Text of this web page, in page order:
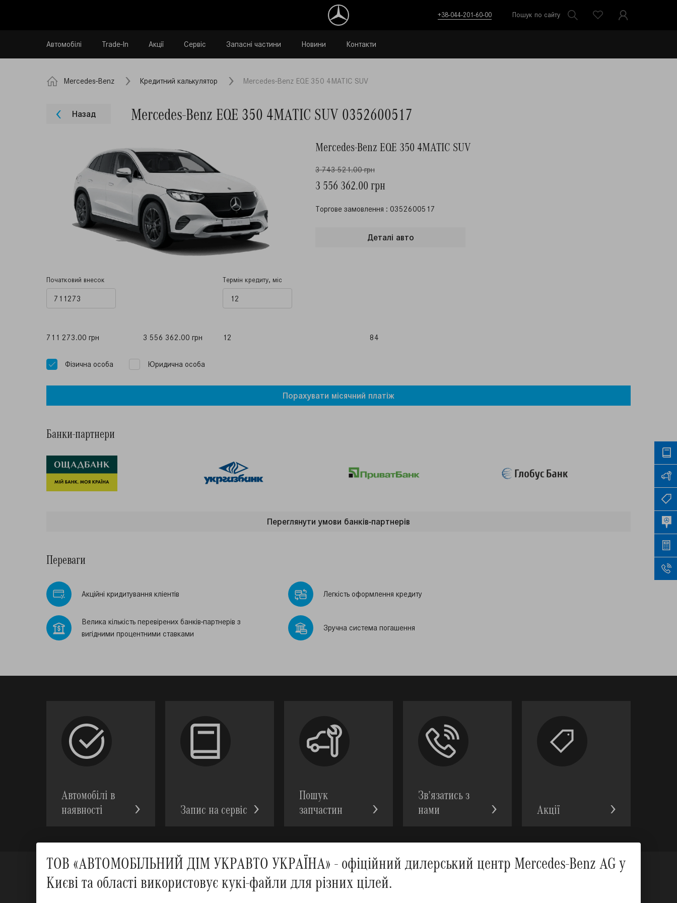
+38-044-201-60-00 Пошук по сайту
Автомобілі Trade-In Акції Сервіс Запасні частини Новини Контакти
Mercedes-Benz Кредитний калькулятор Mercedes-Benz EQE 350 4MATIC SUV
Назад Mercedes-Benz EQE 350 4MATIC SUV 0352600517
Mercedes-Benz EQE 350 4MATIC SUV
3 743 521.00 грн
3 556 362.00 грн
Торгове замовлення : 0352600517
Деталi авто
Початковий внесок
711 273.00 грн 3 556 362.00 грн
Термін кредиту, міс
12 84
Фiзична особа Юридична особа
Порахувати мiсячний платiж
Банки-партнери
Переглянути умови банкiв-партнерiв
Переваги
Акцiйнi кридитування клiентiв Легкiсть оформлення кредиту
Велика кiлькiсть перевiрених банкiв-партнерiв з
вигiдними процентними ставками
Зручна система погашення
ТОВ «АВТОМОБІЛЬНИЙ ДІМ УКРАВТО УКРАЇНА» - офіційний дилерський центр Mercedes-Benz AG у
Києві та області використовує кукі-файли для різних цілей.
Автомобілі в
наявності
Запис на сервic
Пошук
запчастин
Зв’язатись з
нами
Акції